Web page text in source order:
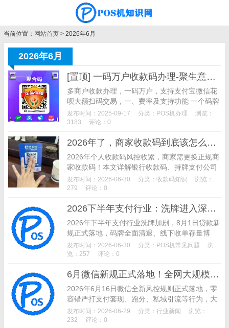
当前位置： 网站首页 > 2026年6月
2026年6月
[置顶] 一码万户收款码办理-聚生意收款码办理
多商户收款办理，一码万户，支持支付宝微信花
呗大额扫码交易，一、费率及支持功能 一个码牌
搞定千万商户，全国商户任你选，费率如下图所
示： 支付宝和微信大额支付费率0.6%， 单笔最
现，单次加提现费2块
发布时间：2025-09-17 分类： POS机办理
浏览：
3183
评论：0
2026年了，商家收款码到底该怎么选？
2026年个人收款码风控收紧，商家需更换正规商
家收款码！本文详解银行收款码、持牌支付公司
收款码、聚合支付三类收款码优缺点，揭秘低费
率收款码套路，分享商家收款码挑选、办理避坑
发布时间：2026-06-30 分类： 收款码知识
浏览：
279
评论：0
2026下半年支付行业：洗牌进入深水区，这六条趋势你得看懂
2026年下半年支付行业洗牌加剧，8月1日贷款新
规正式落地，码牌全面清退、线下收单存量博
弈、AI支付普及、跨境支付崛起、信用卡收缩成
为核心趋势。深度拆解行业新规与市场变化，为
判。
发布时间：2026-06-30 分类： POS机常见问题
浏
览：257
评论：0
6月微信新规正式落地！全网大规模封号潮开启，支付从业者大面积中招
2026年6月16日微信全新风控规则正式落地，零
容错严打支付套现、跑分、私域引流等行为，大
批支付从业者账号被封。详解三级处罚机制、9
大致命封号雷区，附带可直接照做的合规避坑方
发布时间：2026-06-29 分类： 行业新闻
浏览：
232
评论：0